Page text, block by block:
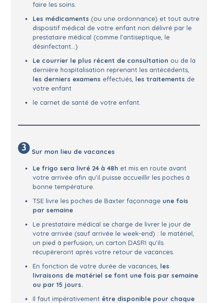
faire les soins.
Les médicaments (ou une ordonnance) et tout autre
dispositif médical de votre enfant non délivré par le
prestataire médical (comme l’antiseptique, le
désinfectant…)
Le courrier le plus récent de consultation ou de la
dernière hospitalisation reprenant les antécédents,
les derniers examens effectués, les traitements de
votre enfant
le carnet de santé de votre enfant.
Sur mon lieu de vacances
Le frigo sera livré 24 à 48h et mis en route avant
votre arrivée afin qu’il puisse accueillir les poches à
bonne température.
TSE livre les poches de Baxter façonnage une fois
par semaine
Le prestataire médical se charge de livrer le jour de
votre arrivée (sauf arrivée le week-end) : le matériel,
un pied à perfusion, un carton DASRI qu’ils
récupèreront après votre retour de vacances.
En fonction de votre durée de vacances, les
livraisons de matériel se font une fois par semaine
ou par 15 jours.
Il faut impérativement être disponible pour chaque